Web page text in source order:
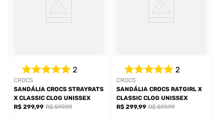
CROCS
2
SANDÁLIA CROCS STRAYRATS
X CLASSIC CLOG UNISSEX
R$ 299,99 R$ 599,99
CROCS
2
SANDÁLIA CROCS RATGIRL X
CLASSIC CLOG UNISSEX
R$ 299,99 R$ 599,99